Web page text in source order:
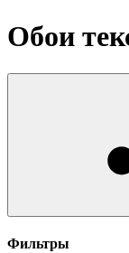
Обои
Фильтры